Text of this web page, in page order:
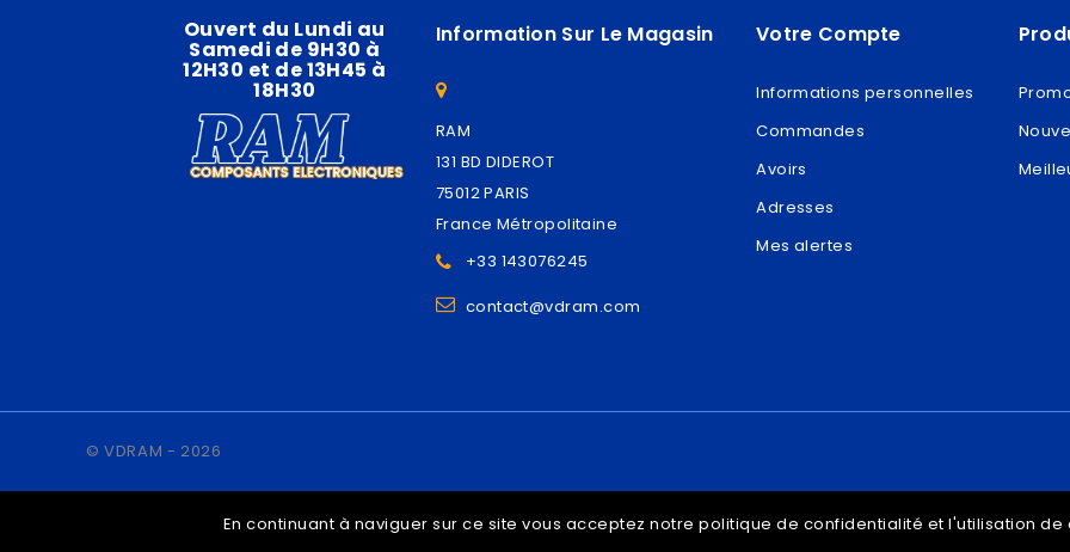
Ouvert du Lundi au
Samedi de 9H30 à
12H30 et de 13H45 à
18H30
Information Sur Le Magasin
RAM
131 BD DIDEROT
75012 PARIS
France Métropolitaine
+33 143076245
contact@vdram.com
Votre Compte
Informations personnelles
Commandes
Avoirs
Adresses
Mes alertes
© VDRAM - 2026
En continuant à naviguer sur ce site vous acceptez notre politique de confidentialité et l'utilisation